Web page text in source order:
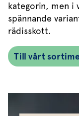
kategorin, men i
spännande
rädisskott.
Till vårt